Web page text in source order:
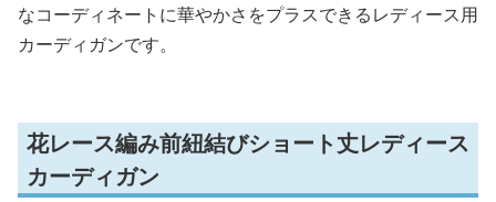
なコーディネートに華やかさをプラスできるレディース用
カーディガンです。
花レース編み前紐結びショート丈レディース
カーディガン